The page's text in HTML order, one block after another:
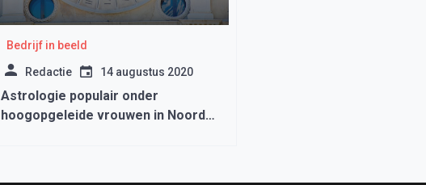
Bedrijf in beeld
Redactie 14 augustus 2020
Astrologie populair onder
hoogopgeleide vrouwen in Noord